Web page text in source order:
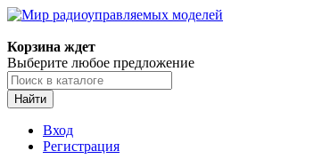
Корзина ждет
Выберите любое предложение
Найти
Вход
Регистрация